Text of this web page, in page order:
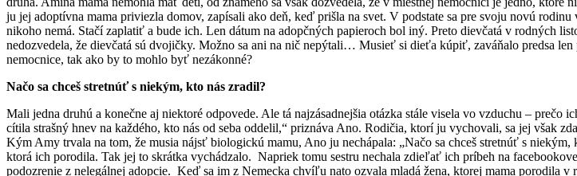
ju jej adoptívna mama priviezla domov, zapísali ako deň, keď prišla na svet. V podstate sa pre svoju novú
nikoho nemá. Stačí zaplatiť a bude ich. Len dátum na adopčných papieroch bol iný. Preto dievčatá v rodných
nedozvedela, že dievčatá sú dvojičky. Možno sa ani na nič nepýtali… Musieť si dieťa kúpiť, zaváňalo predsa
nemocnice, tak ako by to mohlo byť nezákonné?
Načo sa chceš stretnúť s niekým, kto nás zradil?
Mali jedna druhú a konečne aj niektoré odpovede. Ale tá najzásadnejšia otázka stále visela vo vzduchu –
cítila strašný hnev na každého, kto nás od seba oddelil,“ priznáva Ano. Rodičia, ktorí ju vychovali, sa jej však
Kým Amy trvala na tom, že musia nájsť biologickú mamu, Ano ju nechápala: „Načo sa chceš stretnúť s
ktorá ich porodila. Tak jej to skrátka vychádzalo. Napriek tomu sestru nechala zdieľať ich príbeh na
podozrenie z nelegálnej adopcie. Keď sa im z Nemecka chvíľu nato ozvala mladá žena, ktorej mama